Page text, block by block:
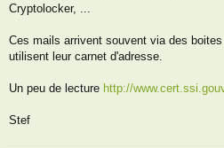
Cryptolocker, ...
Ces mails arrivent souvent via des
utilisent leur carnet d'adresse.
Un peu de lecture http://
Stef